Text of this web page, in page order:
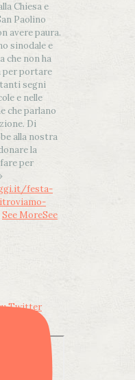
Chiesa e
Paolino
avere paura.
sinodale e
che non ha
per portare
segni
e nelle
che parlano
Di
alla nostra
la
per
festa-
See MoreSee
Twitter